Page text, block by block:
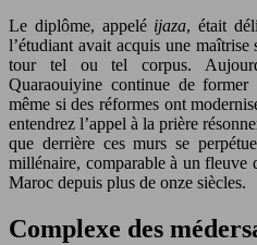
Le diplôme, appelé ijaza, était
l’étudiant avait acquis une
tour tel ou tel corpus.
Quaraouiyine continue de former
même si des réformes ont
entendrez l’appel à la prière
que derrière ces murs se
millénaire, comparable à un
Maroc depuis plus de onze siècles.
Complexe des